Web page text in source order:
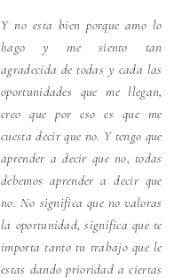
Y no esta bien porque amo lo
hago y me siento tan
agradecida de todas y cada las
oportunidades que me llegan,
creo que por eso es que me
cuesta decir que no. Y tengo que
aprender a decir que no, todas
debemos aprender a decir que
no. No significa que no valoras
la oportunidad, significa que te
importa tanto tu trabajo que le
estas dando prioridad a ciertas